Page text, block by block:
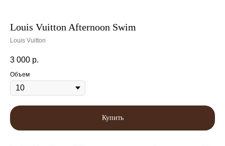
Louis Vuitton Afternoon Swim
Louis Vuitton
3 000 р.
Объем
Купить